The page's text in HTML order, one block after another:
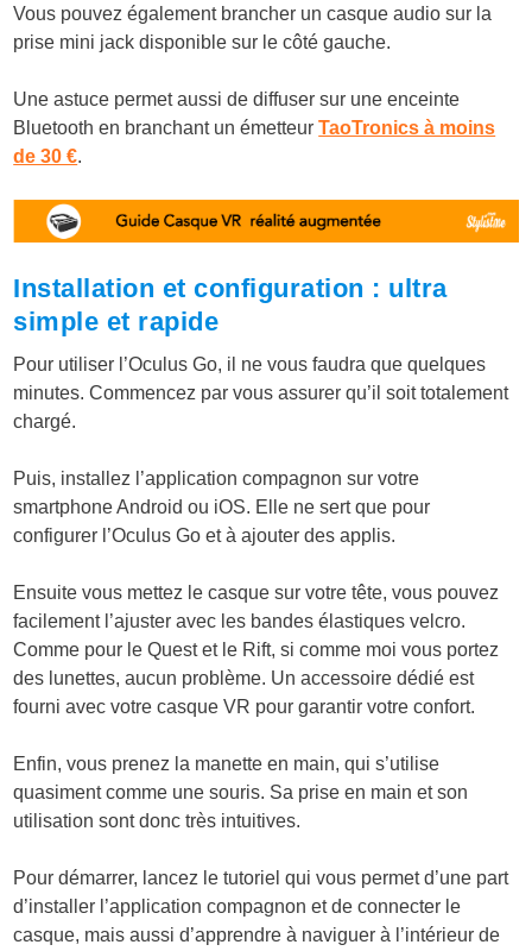
Vous pouvez également brancher un casque audio sur la
prise mini jack disponible sur le côté gauche.
Une astuce permet aussi de diffuser sur une enceinte
Bluetooth en branchant un émetteurTaoTronics à moins
de 30 €.
Installation et configuration : ultra
simple et rapide
Pour utiliser l’Oculus Go, il ne vous faudra que quelques
minutes. Commencez par vous assurer qu’il soit totalement
chargé.
Puis, installez l’application compagnon sur votre
smartphone Android ou iOS. Elle ne sert que pour
configurer l’Oculus Go et à ajouter des applis.
Ensuite vous mettez le casque sur votre tête, vous pouvez
facilement l’ajuster avec les bandes élastiques velcro.
Comme pour le Quest et le Rift, si comme moi vous portez
des lunettes, aucun problème. Un accessoire dédié est
fourni avec votre casque VR pour garantir votre confort.
Enfin, vous prenez la manette en main, qui s’utilise
quasiment comme une souris. Sa prise en main et son
utilisation sont donc très intuitives.
Pour démarrer, lancez le tutoriel qui vous permet d’une part
d’installer l’application compagnon et de connecter le
casque, mais aussi d’apprendre à naviguer à l’intérieur de